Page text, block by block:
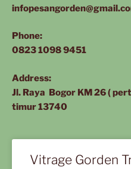
Phone:
0823 1098 9451
Address:
Jl. Raya Bogor KM 26 (
timur 13740
Vitrage Gorden